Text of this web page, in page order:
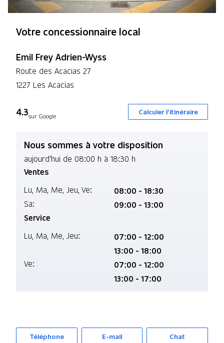
Votre concessionnaire local
Emil Frey Adrien-Wyss
Route des Acacias 27
1227 Les Acacias
4.3sur Google Calculer l'itinéraire
Nous sommes à votre disposition
aujourd'hui de 08:00 h à 18:30 h
Ventes
Lu, Ma, Me, Jeu, Ve:
08:00 - 18:30
Sa:
09:00 - 13:00
Service
Lu, Ma, Me, Jeu:
07:00 - 12:00
13:00 - 18:00
Ve:
07:00 - 12:00
13:00 - 17:00
Téléphone E-mail Chat